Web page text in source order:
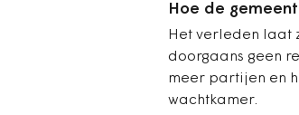
Hoe de
Het verleden laat
doorgaans geen
meer partijen en
wachtkamer.